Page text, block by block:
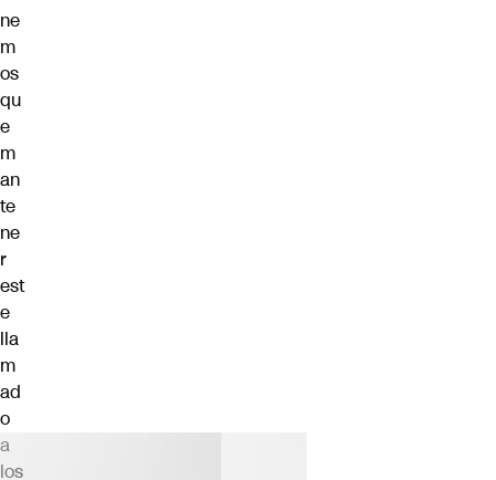
ne
m
os
qu
e
m
an
te
ne
r
est
e
lla
m
ad
o
a
los